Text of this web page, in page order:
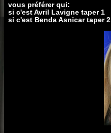
vous préférer qui:
si c'est Avril Lavigne taper 1
si c'est Benda Asnicar taper 2